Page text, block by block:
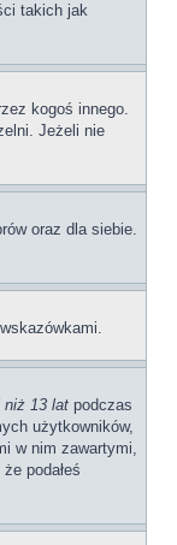
takich jak
kogoś innego.
Jeżeli nie
oraz dla siebie.
niż 13 lat podczas
użytkowników,
w nim zawartymi,
podałeś